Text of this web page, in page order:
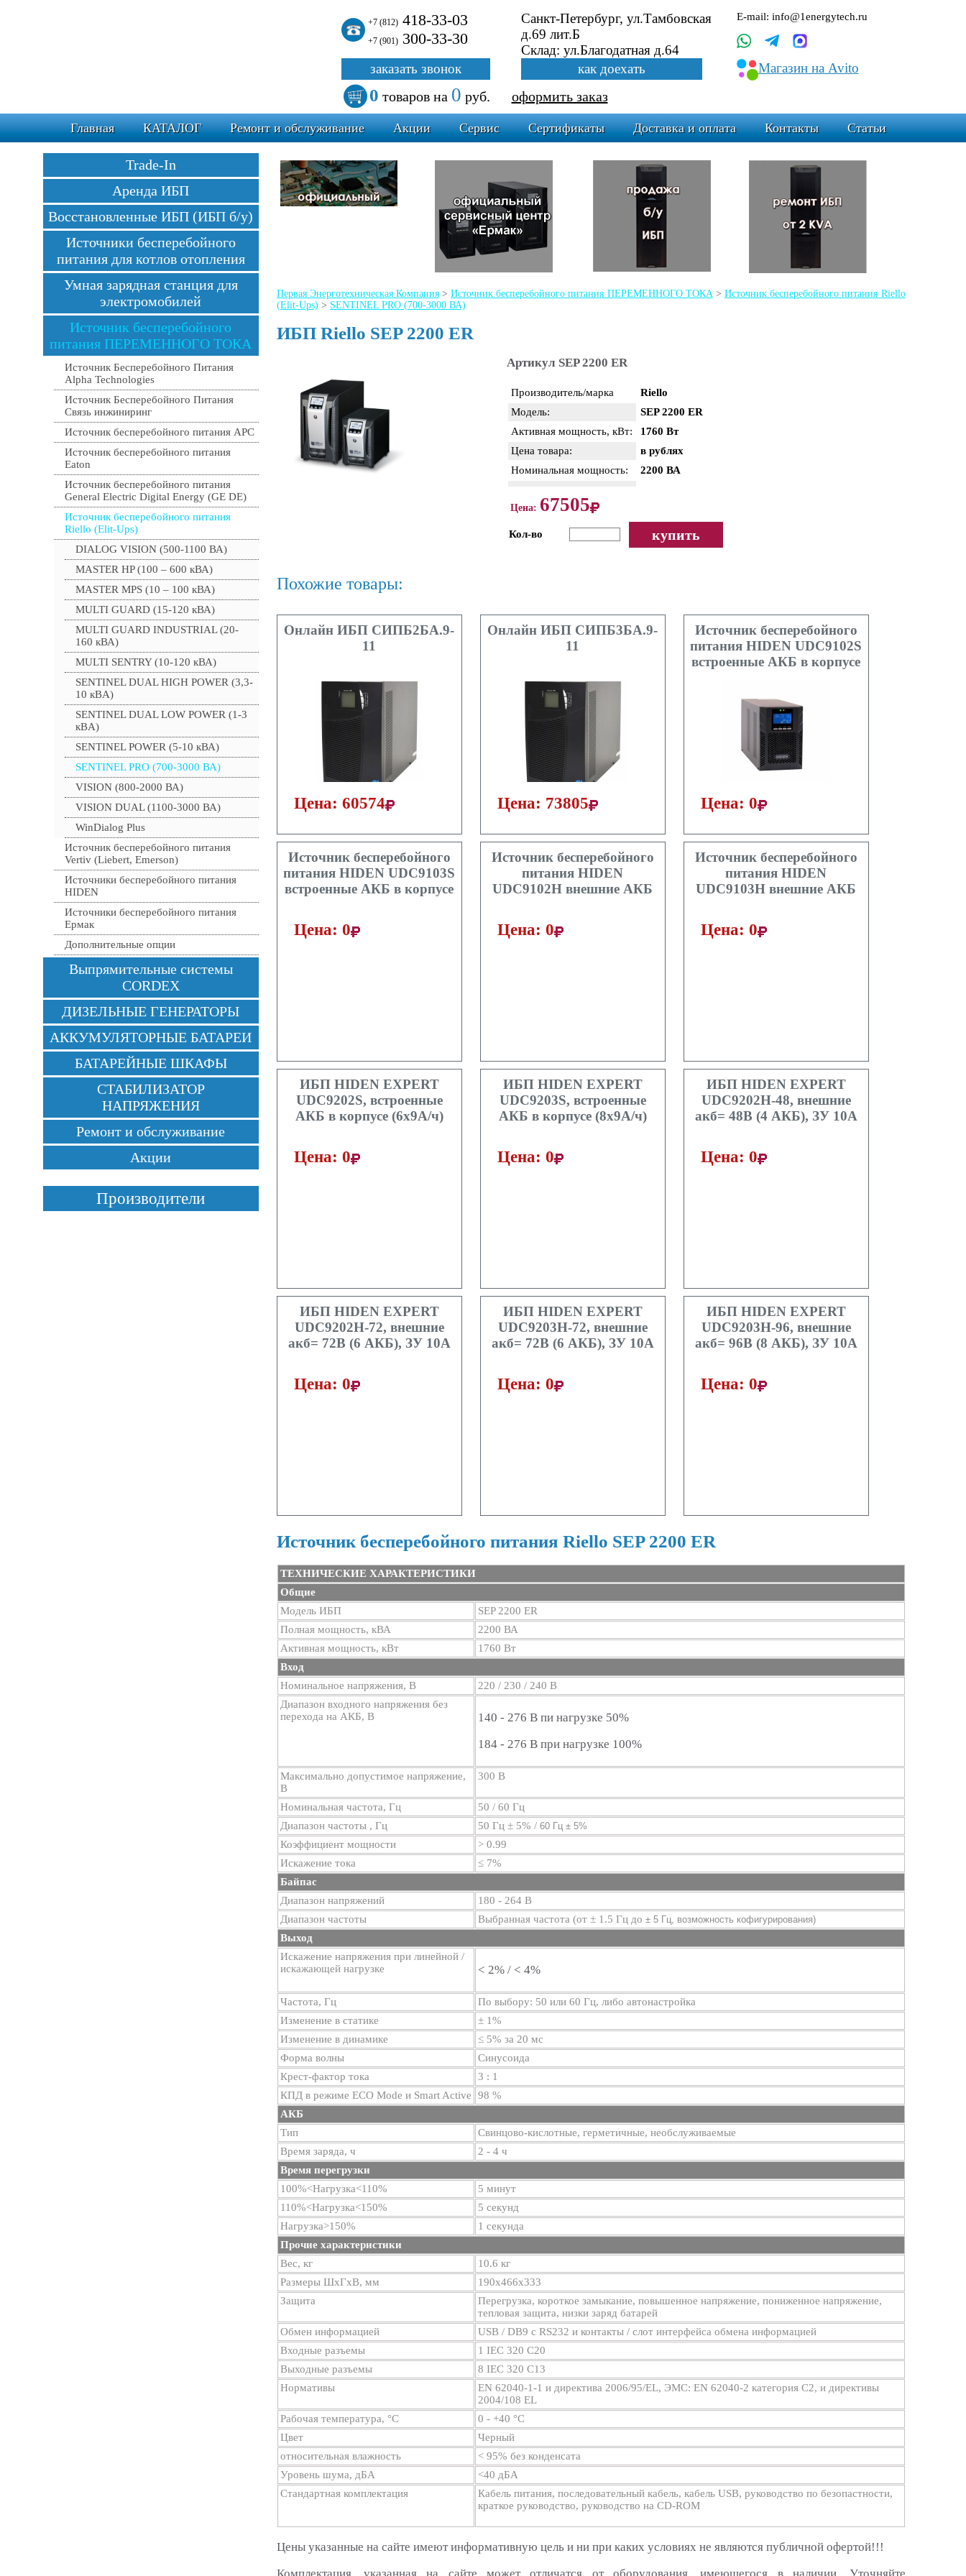
+7 (812)418-33-03
+7 (901)300-33-30
Санкт-Петербург, ул.Тамбовская
д.69 лит.Б
Склад: ул.Благодатная д.64
E-mail: info@1energytech.ru
Магазин на Avito
заказать звонок как доехать
0 товаровна 0 руб. оформить заказ
Главная КАТАЛОГ Ремонт и обслуживание Акции Сервис Сертификаты Доставка и оплата Контакты Статьи
Первая Энерготехническая Компания>Источник бесперебойного питания ПЕРЕМЕННОГО ТОКА>Источник бесперебойного питания Riello
(Elit-Ups) > SENTINEL PRO (700-3000 ВА)
ИБП Riello SEP 2200 ER
Артикул SEP 2200 ER
Производитель/марка
Riello
Модель:
SEP 2200 ER
Активная мощность, кВт:
1760 Вт
Цена товара:
в рублях
Номинальная мощность:
2200 ВА
Цена: 67505
Кол-во купить
Похожие товары:
Онлайн ИБП СИПБ2БА.9-
11
Цена: 60574
Онлайн ИБП СИПБ3БА.9-
11
Цена: 73805
Источник бесперебойного
питания HIDEN UDC9102S
встроенные АКБ в корпусе
Цена: 0
Источник бесперебойного
питания HIDEN UDC9103S
встроенные АКБ в корпусе
Цена: 0
Источник бесперебойного
питания HIDEN
UDC9102H внешние АКБ
Цена: 0
Источник бесперебойного
питания HIDEN
UDC9103H внешние АКБ
Цена: 0
ИБП HIDEN EXPERT
UDC9202S, встроенные
АКБ в корпусе (6х9А/ч)
Цена: 0
ИБП HIDEN EXPERT
UDC9203S, встроенные
АКБ в корпусе (8х9А/ч)
Цена: 0
ИБП HIDEN EXPERT
UDC9202H-48, внешние
акб= 48В (4 АКБ), ЗУ 10A
Цена: 0
ИБП HIDEN EXPERT
UDC9202H-72, внешние
акб= 72В (6 АКБ), ЗУ 10A
Цена: 0
ИБП HIDEN EXPERT
UDC9203H-72, внешние
акб= 72В (6 АКБ), ЗУ 10A
Цена: 0
ИБП HIDEN EXPERT
UDC9203H-96, внешние
акб= 96В (8 АКБ), ЗУ 10A
Цена: 0
Источник бесперебойного питания Riello SEP 2200 ER
ТЕХНИЧЕСКИЕ ХАРАКТЕРИСТИКИ
Общие
Модель ИБП
SEP 2200 ER
Полная мощность, кВА
2200 ВА
Активная мощность, кВт
1760 Вт
Вход
Номинальное напряжения, В
220 / 230 / 240 В
Диапазон входного напряжения без
перехода на АКБ, В
140 - 276 В пи нагрузке 50%
184 - 276 В при нагрузке 100%
Максимально допустимое напряжение,
В
300 В
Номинальная частота, Гц
50 / 60 Гц
Диапазон частоты , Гц
50 Гц ± 5% / 60 Гц ± 5%
Коэффициент мощности
> 0.99
Искажение тока
≤ 7%
Байпас
Диапазон напряжений
180 - 264 В
Диапазон частоты
Выбранная частота (от ± 1.5 Гц до ± 5 Гц, возможность кофигурирования)
Выход
Искажение напряжения при линейной /
искажающей нагрузке
< 2% / < 4%
Частота, Гц
По выбору: 50 или 60 Гц, либо автонастройка
Изменение в статике
± 1%
Изменение в динамике
≤ 5% за 20 мс
Форма волны
Синусоида
Крест-фактор тока
3 : 1
КПД в режиме ECO Mode и Smart Active
98 %
АКБ
Тип
Свинцово-кислотные, герметичные, необслуживаемые
Время заряда, ч
2 - 4 ч
Время перегрузки
100%<Нагрузка<110%
5 минут
110%<Нагрузка<150%
5 секунд
Нагрузка>150%
1 секунда
Прочие характеристики
Вес, кг
10.6 кг
Размеры ШхГхВ, мм
190х466х333
Защита
Перегрузка, короткое замыкание, повышенное напряжение, пониженное напряжение,
тепловая защита, низки заряд батарей
Обмен информацией
USB / DB9 с RS232 и контакты / слот интерфейса обмена информацией
Входные разъемы
1 IEC 320 C20
Выходные разъемы
8 IEC 320 C13
Нормативы
EN 62040-1-1 и директива 2006/95/EL, ЭМС: EN 62040-2 категория С2, и директивы
2004/108 EL
Рабочая температура, °С
0 - +40 °С
Цвет
Черный
относительная влажность
< 95% без конденсата
Уровень шума, дБА
<40 дБА
Стандартная комплектация
Кабель питания, последовательный кабель, кабель USB, руководство по безопастности,
краткое руководство, руководство на CD-ROM
Цены указанные на сайте имеют информативную цель и ни при каких условиях не являются публичной офертой!!!
Комплектация, указанная на сайте может отличатся от оборудования, имеющегося в наличии. Уточняйте
Trade-In
Аренда ИБП
Восстановленные ИБП (ИБП б/у)
Источники бесперебойного
питания для котлов отопления
Умная зарядная станция для
электромобилей
Источник бесперебойного
питания ПЕРЕМЕННОГО ТОКА
Источник Бесперебойного Питания
Alpha Technologies
Источник Бесперебойного Питания
Связь инжиниринг
Источник бесперебойного питания APC
Источник бесперебойного питания
Eaton
Источник бесперебойного питания
General Electric Digital Energy (GE DE)
Источник бесперебойного питания
Riello (Elit-Ups)
DIALOG VISION (500-1100 ВА)
MASTER HP (100 – 600 кВА)
MASTER MPS (10 – 100 кВА)
MULTI GUARD (15-120 кВА)
MULTI GUARD INDUSTRIAL (20-
160 кВА)
MULTI SENTRY (10-120 кВА)
SENTINEL DUAL HIGH POWER (3,3-
10 кBA)
SENTINEL DUAL LOW POWER (1-3
кBA)
SENTINEL POWER (5-10 кВА)
SENTINEL PRO (700-3000 ВА)
VISION (800-2000 ВА)
VISION DUAL (1100-3000 ВА)
WinDialog Plus
Источник бесперебойного питания
Vertiv (Liebert, Emerson)
Источники бесперебойного питания
HIDEN
Источники бесперебойного питания
Ермак
Дополнительные опции
Выпрямительные системы
CORDEX
ДИЗЕЛЬНЫЕ ГЕНЕРАТОРЫ
АККУМУЛЯТОРНЫЕ БАТАРЕИ
БАТАРЕЙНЫЕ ШКАФЫ
СТАБИЛИЗАТОР
НАПРЯЖЕНИЯ
Ремонт и обслуживание
Акции
Производители